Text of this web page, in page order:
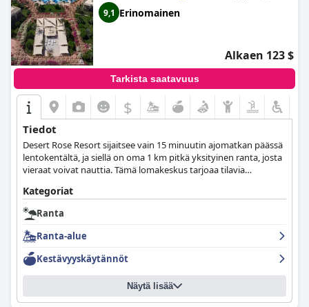
9,1 Erinomainen
Alkaen 123 $
Tarkista saatavuus
$
Tiedot
Desert Rose Resort sijaitsee vain 15 minuutin ajomatkan päässä
lentokentältä, ja siellä on oma 1 km pitkä yksityinen ranta, josta
vieraat voivat nauttia. Tämä lomakeskus tarjoaa tilavia
aktiviteettia, joten se on erinomainen valinta ainutlaatuiselle
lomalle.
Kategoriat
Ranta
Ranta-alue
Kestävyyskäytännöt
Näytä lisää